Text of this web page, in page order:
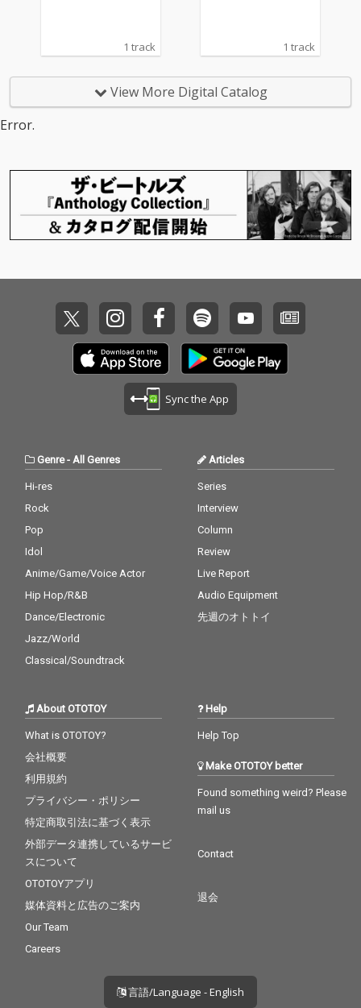
めたアルバム。『Cook
in』からの楽曲を収録
るクインテットの演奏
が収められている。さ
らに、本作には、同年
3月16日に録音され
た、このトランペット
録されている。このセ
ー・ロリンズ(テナーサ
ックス)、トミー・フラ
ナガン(ピアノ)、ポー
ル・チェンバース(ベー
ス)、アート・テイラー
(ドラムス)が参加、バ
ンドリーダーにとって
演となったもので、デ
イヴィスのオリジナル
s」、「No Line」)に加
録されており、これら
はすべて1956年のLP
『Collectors' Items』
に収録された。 すべて
の音源はオリジナルの
送され、Plangent Proc
受賞エンジニアのポー
ってリマスターが施さ
れている。
めたアルバム。『Cook
in』からの楽曲を収録
るクインテットの演奏
が収められている。さ
らに、本作には、同年
3月16日に録音され
た、このトランペット
録されている。このセ
ー・ロリンズ(テナーサ
ックス)、トミー・フラ
ナガン(ピアノ)、ポー
ル・チェンバース(ベー
ス)、アート・テイラー
(ドラムス)が参加、バ
ンドリーダーにとって
演となったもので、デ
イヴィスのオリジナル
s」、「No Line」)に加
え、デイヴ・ブルーベ
wn Sweet Way」が収
録されており、これら
はすべて1956年のLP
『Collectors' Items』
に収録された。 すべて
受賞エンジニアのポー
ってリマスターが施さ
1 track 1 track
View More Digital Catalog
Error.
Sync the App
Genre- All Genres
Hi-res
Rock
Pop
Idol
Anime/Game/Voice Actor
Hip Hop/R&B
Dance/Electronic
Jazz/World
Classical/Soundtrack
Articles
Series
Interview
Column
Review
Live Report
Audio Equipment
先週のオトトイ
About OTOTOY
What is OTOTOY?
会社概要
利用規約
プライバシー・ポリシー
特定商取引法に基づく表示
外部データ連携しているサービ
スについて
OTOTOYアプリ
媒体資料と広告のご案内
Our Team
Careers
Help
Help Top
Make OTOTOY better
Found something weird? Please
mail us
Contact
退会
言語/Language - English